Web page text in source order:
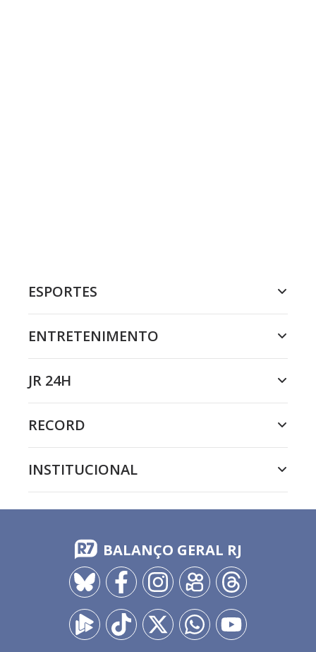
ESPORTES
ENTRETENIMENTO
JR 24H
RECORD
INSTITUCIONAL
BALANÇO GERAL RJ